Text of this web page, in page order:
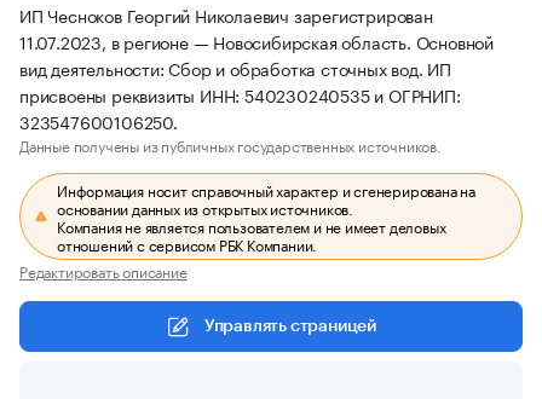
ИП Чесноков Георгий Николаевич зарегистрирован
11.07.2023, в регионе — Новосибирская область. Основной
вид деятельности: Сбор и обработка сточных вод. ИП
присвоены реквизиты ИНН: 540230240535 и ОГРНИП:
323547600106250.
Данные получены из публичных государственных источников.
Информация носит справочный характер и сгенерирована на
основании данных из открытых источников.
Компания не является пользователем и не имеет деловых
отношений с сервисом РБК Компании.
Редактировать описание
Управлять страницей